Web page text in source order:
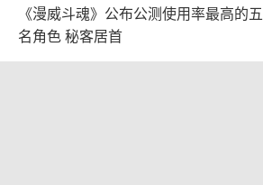
《漫威斗魂》公布公测使用率最高的五
名角色 秘客居首
2026-08-03 09:47:15